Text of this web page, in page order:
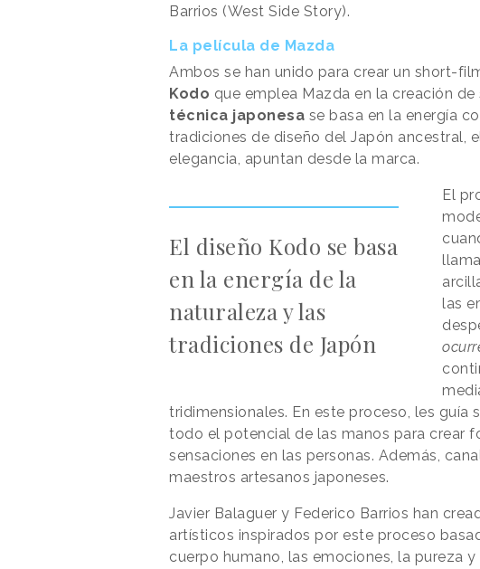
Barrios (West Side Story).
La película de Mazda
Ambos se han unido para crear un short-
Kodo que emplea Mazda en la creación de
técnica japonesa se basa en la energía
tradiciones de diseño del Japón ancestral,
elegancia, apuntan desde la marca.
El diseño Kodo se basa
en la energía de la
naturaleza y las
tradiciones de Japón
El
las
tridimensionales. En este proceso, les guía
todo el potencial de las manos para crear
sensaciones en las personas. Además,
maestros artesanos japoneses.
Javier Balaguer y Federico Barrios han
artísticos inspirados por este proceso
cuerpo humano, las emociones, la pureza